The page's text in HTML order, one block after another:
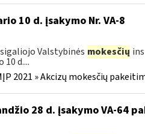
10 d. įsakymo Nr. VA-8
Valstybinės mokesčių
d....
2021 » Akcizų mokesčių
28 d. įsakymo VA-64